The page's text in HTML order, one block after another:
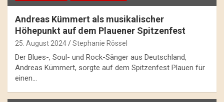
Andreas Kümmert als musikalischer
Höhepunkt auf dem Plauener Spitzenfest
25. August 2024 Stephanie Rössel
Der Blues-, Soul- und Rock-Sänger aus Deutschland,
Andreas Kümmert, sorgte auf dem Spitzenfest Plauen für
einen…